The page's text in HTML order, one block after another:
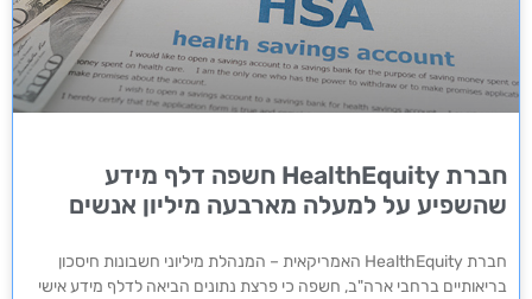
חברת HealthEquity חשפה דלף מידע
שהשפיע על למעלה מארבעה מיליון אנשים
חברת HealthEquity האמריקאית – המנהלת מיליוני חשבונות חיסכון
בריאותיים ברחבי ארה"ב, חשפה כי פרצת נתונים הביאה לדלף מידע אישי